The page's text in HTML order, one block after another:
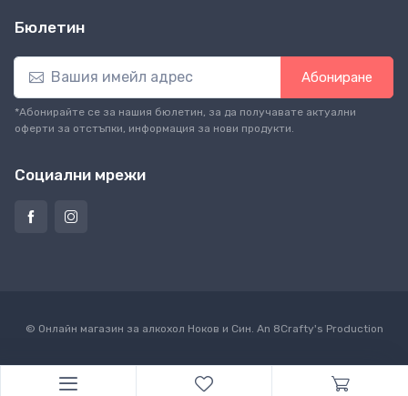
Бюлетин
Абониране
*Абонирайте се за нашия бюлетин, за да получавате актуални
оферти за отстъпки, информация за нови продукти.
Социални мрежи
© Онлайн магазин за алкохол Ноков и Син. An 8Crafty's Production